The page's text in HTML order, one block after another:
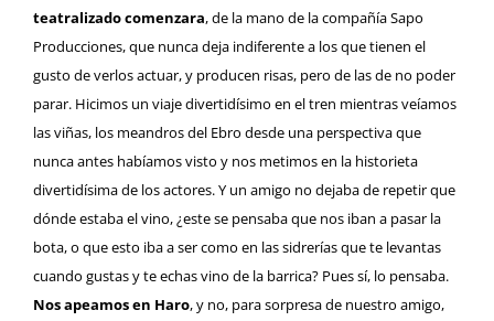
teatralizado comenzara, de la mano de la compañía Sapo
Producciones, que nunca deja indiferente a los que tienen el
gusto de verlos actuar, y producen risas, pero de las de no poder
parar. Hicimos un viaje divertidísimo en el tren mientras veíamos
las viñas, los meandros del Ebro desde una perspectiva que
nunca antes habíamos visto y nos metimos en la historieta
divertidísima de los actores. Y un amigo no dejaba de repetir que
dónde estaba el vino, ¿este se pensaba que nos iban a pasar la
bota, o que esto iba a ser como en las sidrerías que te levantas
cuando gustas y te echas vino de la barrica? Pues sí, lo pensaba.
Nos apeamos en Haro, y no, para sorpresa de nuestro amigo,